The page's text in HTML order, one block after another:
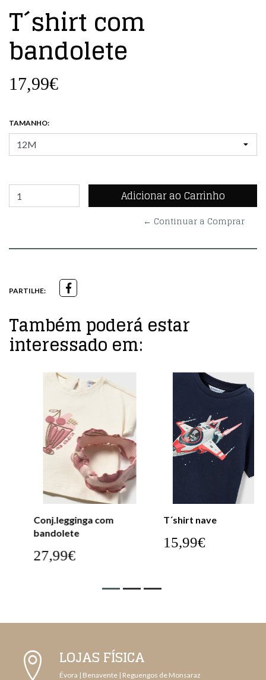
T´shirt com
bandolete
17,99€
TAMANHO:
← Continuar a Comprar
PARTILHE:
Também poderá estar
interessado em:
Conj.legginga com
bandolete
27,99€
T´shirt nave
15,99€
LOJAS FÍSICA
Évora | Benavente | Reguengos de Monsaraz